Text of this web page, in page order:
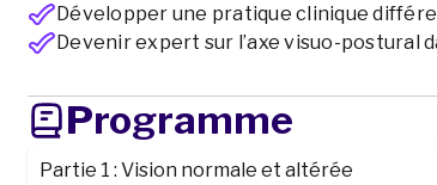
Développer une pratique clinique
Devenir expert sur l’axe visuo-postural
Programme
Partie 1 : Vision normale et altérée